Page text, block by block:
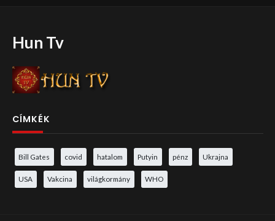
Hun Tv
CÍMKÉK
Bill Gates covid hatalom Putyin pénz Ukrajna
USA Vakcina világkormány WHO